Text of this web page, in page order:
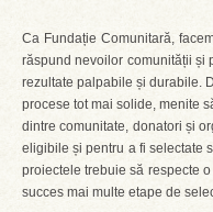
Ca Fundație Comunitară,
răspund nevoilor comunității și
rezultate palpabile și durabile.
procese tot mai solide, menite
dintre comunitate, donatori și
eligibile și pentru a fi selectate
proiectele trebuie să respecte
succes mai multe etape de